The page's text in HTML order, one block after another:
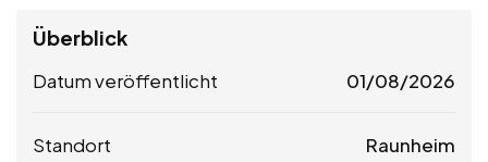
Überblick
Datum veröffentlicht 01/08/2026
Standort Raunheim